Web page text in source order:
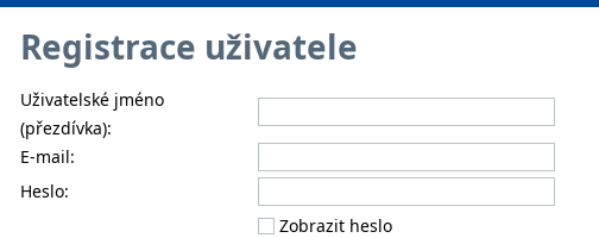
Registrace uživatele
Uživatelské jméno
(přezdívka):
E-mail:
Heslo:
Zobrazit heslo